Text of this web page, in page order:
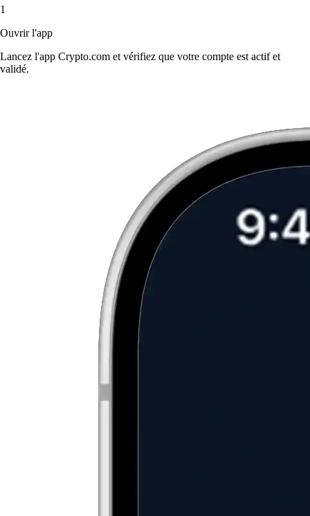
1
Ouvrir l'app
Lancez l'app Crypto.com et vérifiez que votre compte est actif et
validé.